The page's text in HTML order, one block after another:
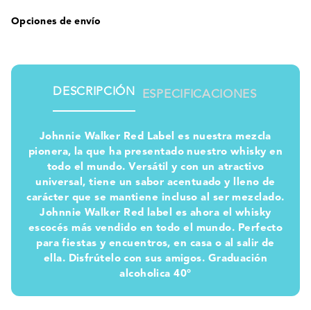
Opciones de envío
DESCRIPCIÓN ESPECIFICACIONES
Johnnie Walker Red Label es nuestra mezcla
pionera, la que ha presentado nuestro whisky en
todo el mundo. Versátil y con un atractivo
universal, tiene un sabor acentuado y lleno de
carácter que se mantiene incluso al ser mezclado.
Johnnie Walker Red label es ahora el whisky
escocés más vendido en todo el mundo. Perfecto
para fiestas y encuentros, en casa o al salir de
ella. Disfrútelo con sus amigos. Graduación
alcoholica 40°